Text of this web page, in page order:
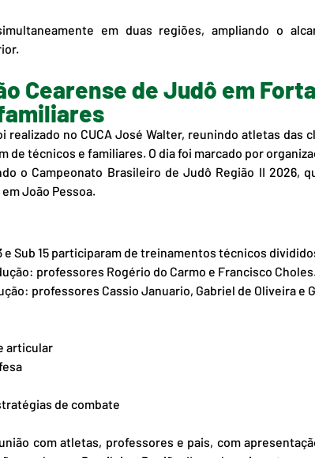
em duas regiões, ampliando o
Cearense de Judô em
no CUCA José Walter, reunindo atletas das
de técnicos e familiares. O dia foi marcado por
o Campeonato Brasileiro de Judô Região II 2026,
João Pessoa.
e Sub 15 participaram de treinamentos técnicos
professores Rogério do Carmo e Francisco
professores Cassio Januario, Gabriel de Oliveira e
articular
de combate
com atletas, professores e pais, com